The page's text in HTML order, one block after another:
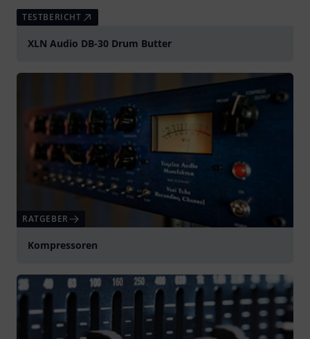
TESTBERICHT
XLN Audio DB-30 Drum Butter
RATGEBER
Kompressoren